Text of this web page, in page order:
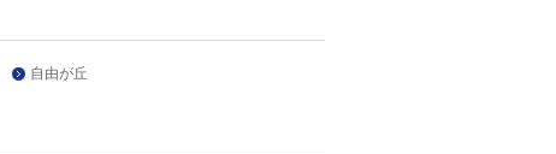
自由が丘